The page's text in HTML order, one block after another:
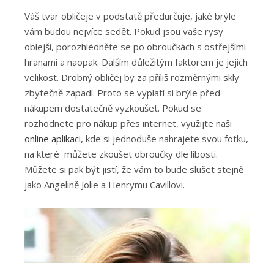
Váš tvar obličeje v podstatě předurčuje, jaké brýle
vám budou nejvíce sedět. Pokud jsou vaše rysy
oblejší, porozhlédněte se po obroučkách s ostřejšími
hranami a naopak. Dalším důležitým faktorem je jejich
velikost. Drobný obličej by za příliš rozměrnými skly
zbytečně zapadl. Proto se vyplatí si brýle před
nákupem dostatečně vyzkoušet. Pokud se
rozhodnete pro nákup přes internet, využijte naši
online aplikaci, kde si jednoduše nahrajete svou fotku,
na které můžete zkoušet obroučky dle libosti.
Můžete si pak být jistí, že vám to bude slušet stejně
jako Angelině Jolie a Henrymu Cavillovi.